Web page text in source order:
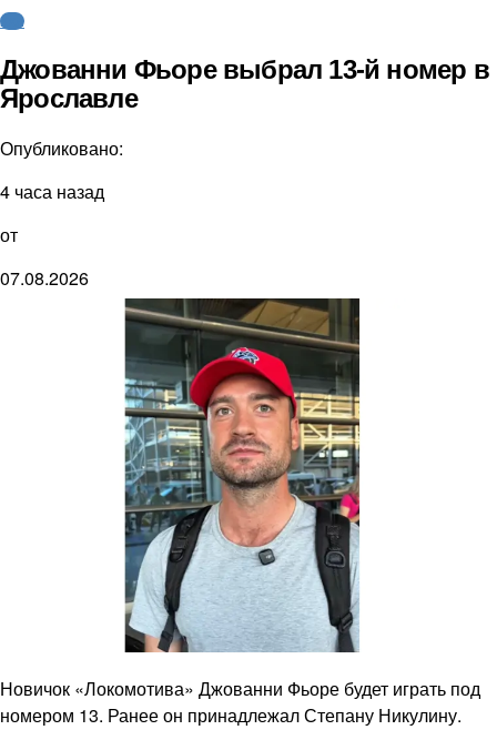
КХЛ
Джованни Фьоре выбрал 13-й номер в
Ярославле
Опубликовано:
4 часа назад
от
07.08.2026
Новичок «Локомотива» Джованни Фьоре будет играть под
номером 13. Ранее он принадлежал Степану Никулину.